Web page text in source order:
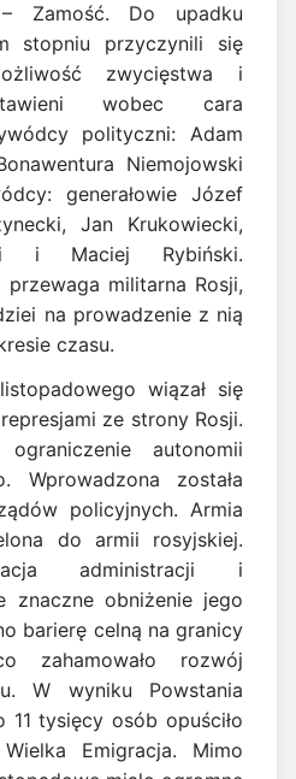
Zamość. Do upadku
stopniu przyczynili się
zwycięstwa i
wobec cara
polityczni: Adam
Niemojowski
generałowie Józef
Jan Krukowiecki,
i Maciej Rybiński.
przewaga militarna Rosji,
na prowadzenie z nią
czasu.
wiązał się
ze strony Rosji.
ograniczenie autonomii
Wprowadzona została
policyjnych. Armia
do armii rosyjskiej.
administracji i
znaczne obniżenie jego
barierę celną na granicy
zahamowało rozwój
W wyniku Powstania
11 tysięcy osób opuściło
Emigracja. Mimo